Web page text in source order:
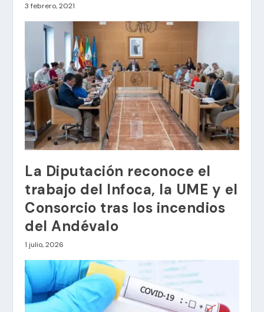
3 febrero, 2021
La Diputación reconoce el
trabajo del Infoca, la UME y el
Consorcio tras los incendios
del Andévalo
1 julio, 2026